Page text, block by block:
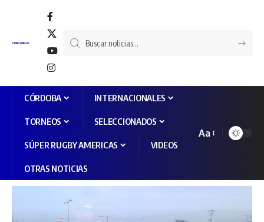
CÓRDOBA INTERNACIONALES
TORNEOS SELECCIONADOS
SÚPER RUGBY AMERICAS VIDEOS
OTRAS NOTICIAS
Aa